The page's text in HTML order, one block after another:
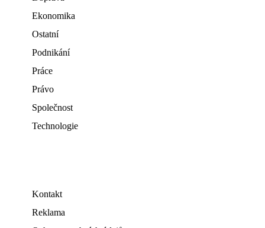
Ekonomika
Ostatní
Podnikání
Práce
Právo
Společnost
Technologie
Kontakt
Reklama